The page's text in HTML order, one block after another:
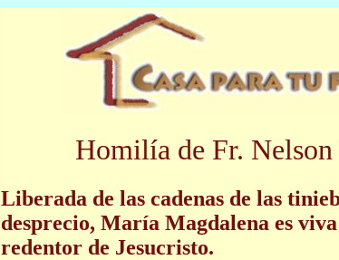
Homilía de Fr. Nelson
Liberada de las cadenas de las
desprecio, María Magdalena es
redentor de Jesucristo.